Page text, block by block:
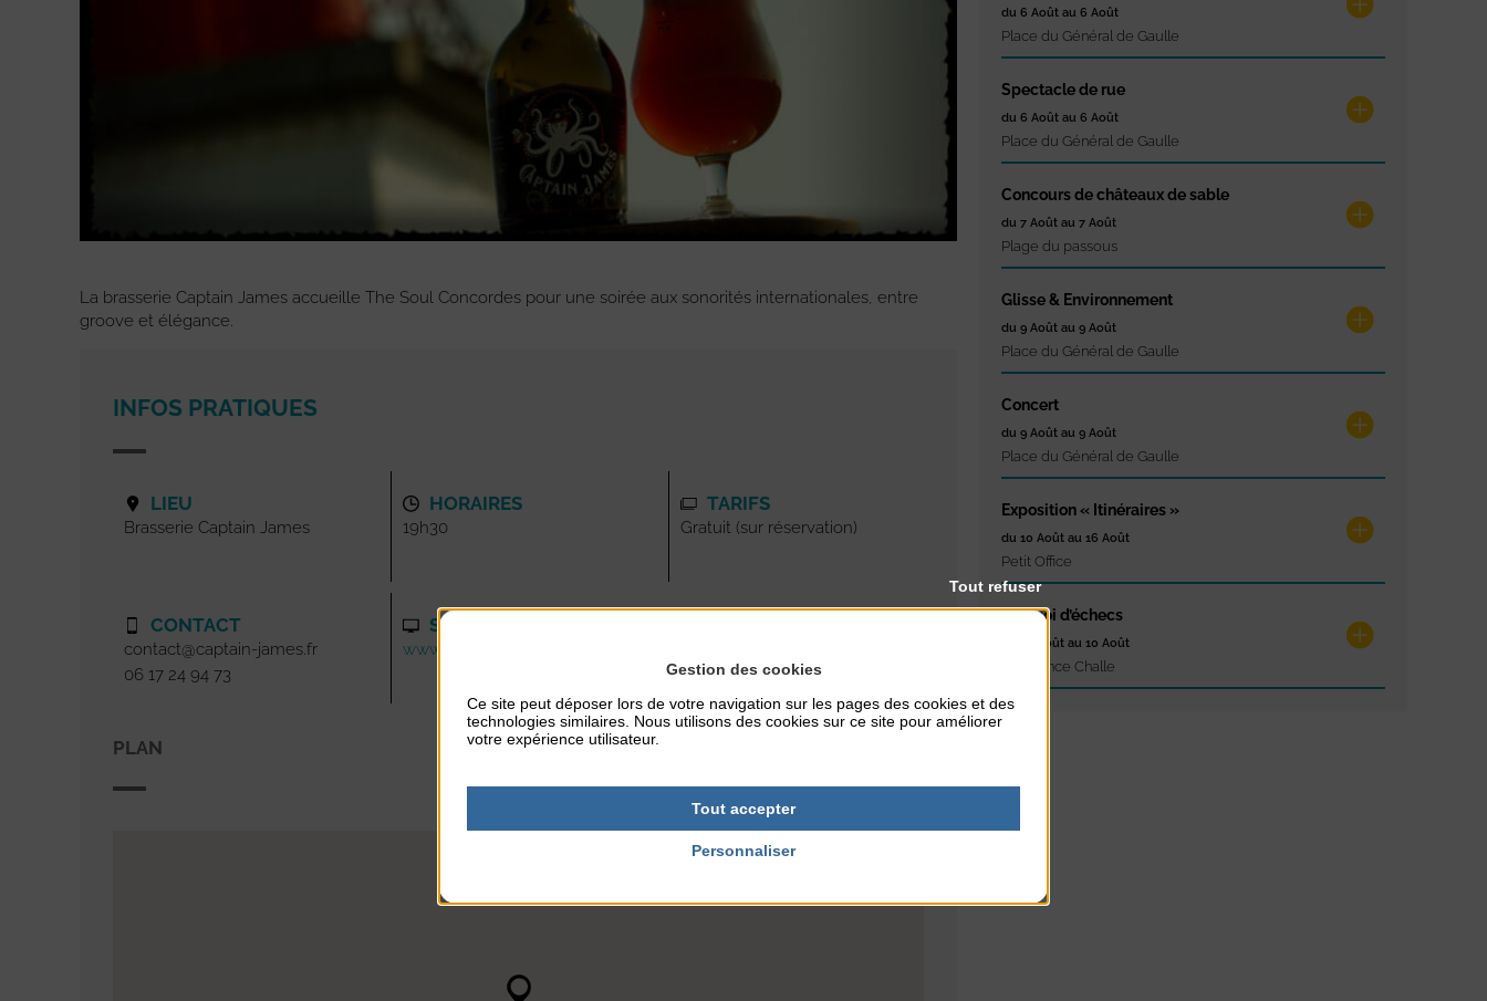
La brasserie Captain James accueille The Soul Concordes pour une soirée aux sonorités internationales, entre
groove et élégance.
INFOS PRATIQUES
LIEU
Brasserie Captain James
CONTACT
contact@captain-james.fr
06 17 24 94 73
HORAIRES
19h30
SITE INTERNET
www.captain-james.fr
TARIFS
Gratuit (sur réservation)
PLAN
du 6 Août au 6 Août
Place du Général de Gaulle
Spectacle de rue
du 6 Août au 6 Août
Place du Général de Gaulle
Concours de châteaux de sable
du 7 Août au 7 Août
Plage du passous
Glisse & Environnement
du 9 Août au 9 Août
Place du Général de Gaulle
Concert
du 9 Août au 9 Août
Place du Général de Gaulle
Exposition « Itinéraires »
du 10 Août au 16 Août
Petit Office
Tournoi d’échecs
du 10 Août au 10 Août
Résidence Challe
Gestion des cookies
Ce site peut déposer lors de votre navigation sur les pages des cookies et des
technologies similaires. Nous utilisons des cookies sur ce site pour améliorer
votre expérience utilisateur.
Tout accepter
Tout refuser
Personnaliser